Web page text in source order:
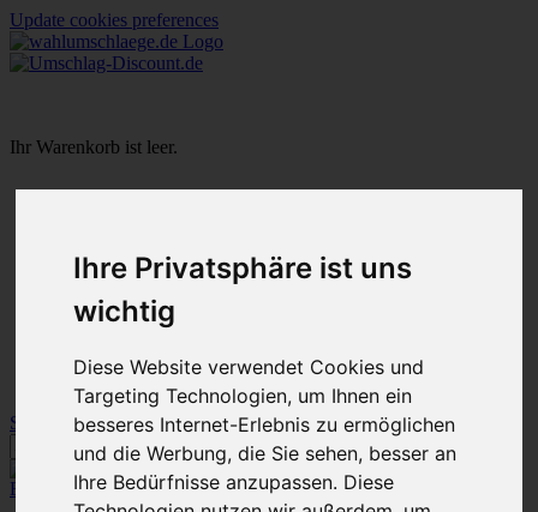
Ihre Privatsphäre ist uns
wichtig
Diese Website verwendet Cookies und
Targeting Technologien, um Ihnen ein
besseres Internet-Erlebnis zu ermöglichen
und die Werbung, die Sie sehen, besser an
Ihre Bedürfnisse anzupassen. Diese
Update cookies preferences
Ihr Warenkorb ist leer.
Warenkorb
Mein Konto
Neukunde?
Kasse
NEW
Startseite»Impressum
Erweiterte Suche »